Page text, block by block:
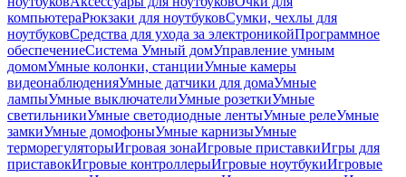
компьютераРюкзаки для ноутбуковСумки, чехлы для
ноутбуковСредства для ухода за электроникойПрограммное
обеспечениеСистема Умный домУправление умным
домомУмные колонки, станцииУмные камеры
видеонаблюденияУмные датчики для домаУмные
лампыУмные выключателиУмные розеткиУмные
светильникиУмные светодиодные лентыУмные релеУмные
замкиУмные домофоныУмные карнизыУмные
терморегуляторыИгровая зонаИгровые приставкиИгры для
приставокИгровые контроллерыИгровые ноутбукиИгровые